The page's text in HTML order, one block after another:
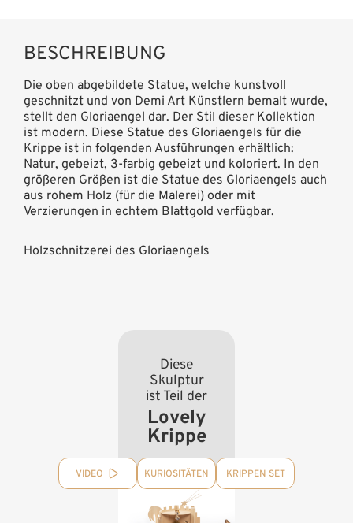
BESCHREIBUNG
Die oben abgebildete Statue, welche kunstvoll
geschnitzt und von Demi Art Künstlern bemalt wurde,
stellt den Gloriaengel dar. Der Stil dieser Kollektion
ist modern. Diese Statue des Gloriaengels für die
Krippe ist in folgenden Ausführungen erhältlich:
Natur, gebeizt, 3-farbig gebeizt und koloriert. In den
größeren Größen ist die Statue des Gloriaengels auch
aus rohem Holz (für die Malerei) oder mit
Verzierungen in echtem Blattgold verfügbar.
Holzschnitzerei des Gloriaengels
Diese
Skulptur
ist Teil der
Lovely
Krippe
VIDEO KURIOSITÄTEN KRIPPEN SET